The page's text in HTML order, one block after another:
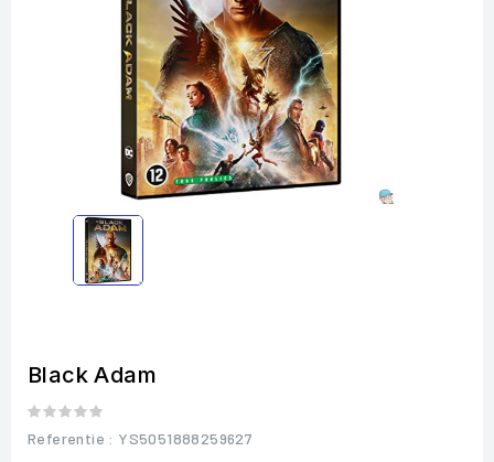
Black Adam
Referentie : YS5051888259627